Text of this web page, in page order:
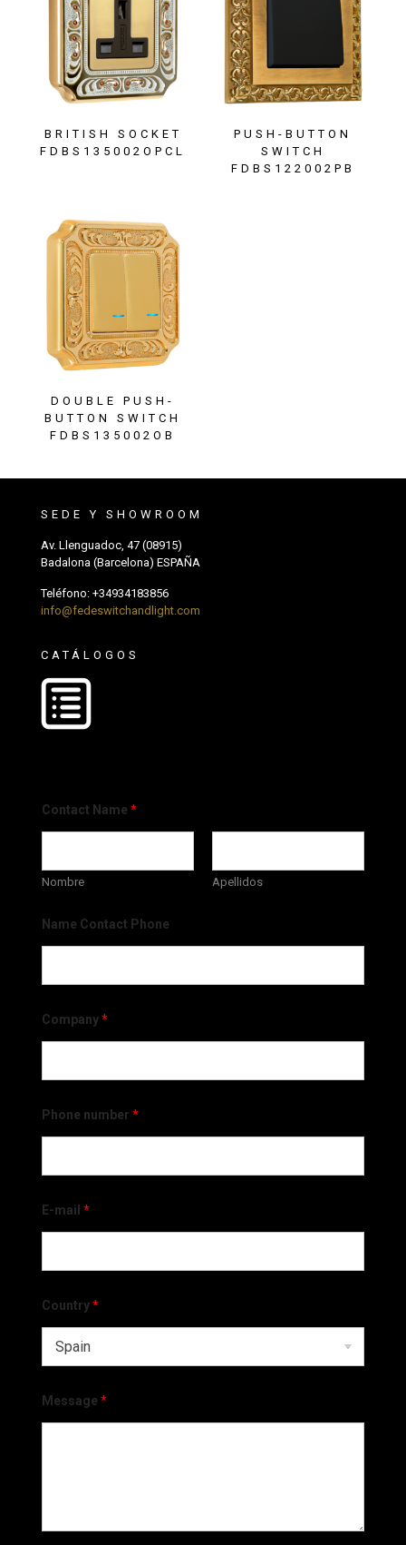
BRITISH SOCKET
FDBS135002OPCL
PUSH-BUTTON
SWITCH
FDBS122002PB
DOUBLE PUSH-
BUTTON SWITCH
FDBS135002OB
SEDE Y SHOWROOM
Av. Llenguadoc, 47 (08915)
Badalona (Barcelona) ESPAÑA
Teléfono: +34934183856
info@fedeswitchandlight.com
CATÁLOGOS
Contact Name *
Nombre Apellidos
Name Contact Phone
Company*
Phone number *
E-mail *
Country*
Message *